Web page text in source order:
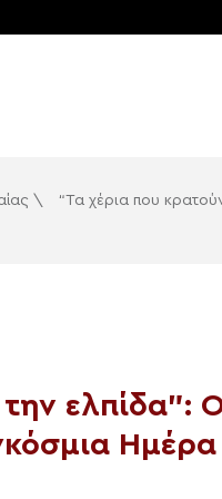
\
“Τα χέρια που
ελπίδα”:
Ημέρα